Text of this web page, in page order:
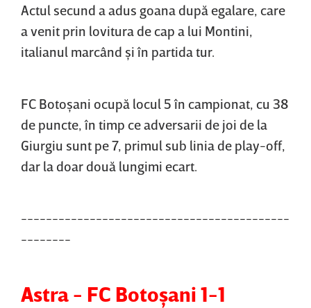
Actul secund a adus goana după egalare, care
a venit prin lovitura de cap a lui Montini,
italianul marcând şi în partida tur.
FC Botoşani ocupă locul 5 în campionat, cu 38
de puncte, în timp ce adversarii de joi de la
Giurgiu sunt pe 7, primul sub linia de play-off,
dar la doar două lungimi ecart.
-------------------------------------------
--------
Astra - FC Botoşani 1-1